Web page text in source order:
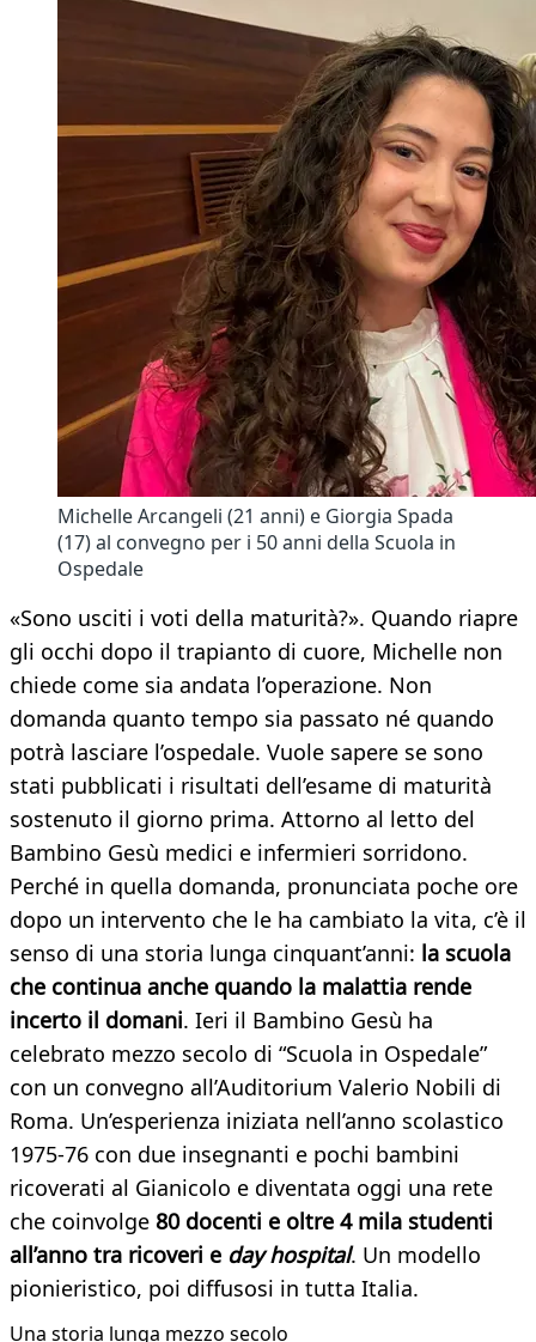
Michelle Arcangeli (21 anni) e Giorgia Spada
(17) al convegno per i 50 anni della Scuola in
Ospedale
«Sono usciti i voti della maturità?». Quando riapre
gli occhi dopo il trapianto di cuore, Michelle non
chiede come sia andata l’operazione. Non
domanda quanto tempo sia passato né quando
potrà lasciare l’ospedale. Vuole sapere se sono
stati pubblicati i risultati dell’esame di maturità
sostenuto il giorno prima. Attorno al letto del
Bambino Gesù medici e infermieri sorridono.
Perché in quella domanda, pronunciata poche ore
dopo un intervento che le ha cambiato la vita, c’è il
senso di una storia lunga cinquant’anni: la scuola
che continua anche quando la malattia rende
incerto il domani. Ieri il Bambino Gesù ha
celebrato mezzo secolo di “Scuola in Ospedale”
con un convegno all’Auditorium Valerio Nobili di
Roma. Un’esperienza iniziata nell’anno scolastico
1975-76 con due insegnanti e pochi bambini
ricoverati al Gianicolo e diventata oggi una rete
che coinvolge 80 docenti e oltre 4 mila studenti
all’anno tra ricoveri e day hospital. Un modello
pionieristico, poi diffusosi in tutta Italia.
Una storia lunga mezzo secolo